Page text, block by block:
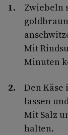
Zwiebeln
Mit
Minuten
Den Käse
lassen
Mit Salz
halten.